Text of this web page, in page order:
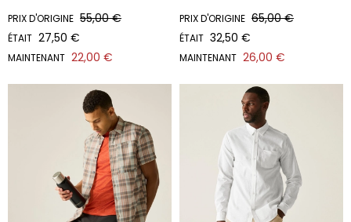
PRIX D'ORIGINE 55,00 €
ÉTAIT 27,50 €
MAINTENANT 22,00 €
PRIX D'ORIGINE 65,00 €
ÉTAIT 32,50 €
MAINTENANT 26,00 €